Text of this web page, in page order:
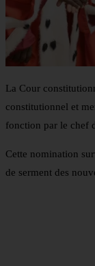
La Cour
constitutionnel et
fonction par le chef
Cette nomination
de serment des